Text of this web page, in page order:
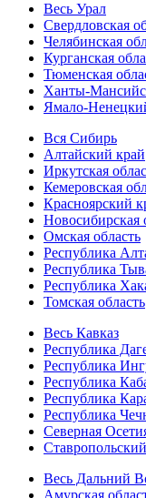
Весь Урал
Свердловская
Челябинская
Курганская
Тюменская
Ханты-
Ямало-
Вся Сибирь
Алтайский край
Иркутская
Кемеровская
Красноярский
Новосибирская
Омская область
Республика
Республика
Республика
Томская область
Весь Кавказ
Республика
Республика
Республика
Республика
Республика
Северная
Весь Дальний
Амурская